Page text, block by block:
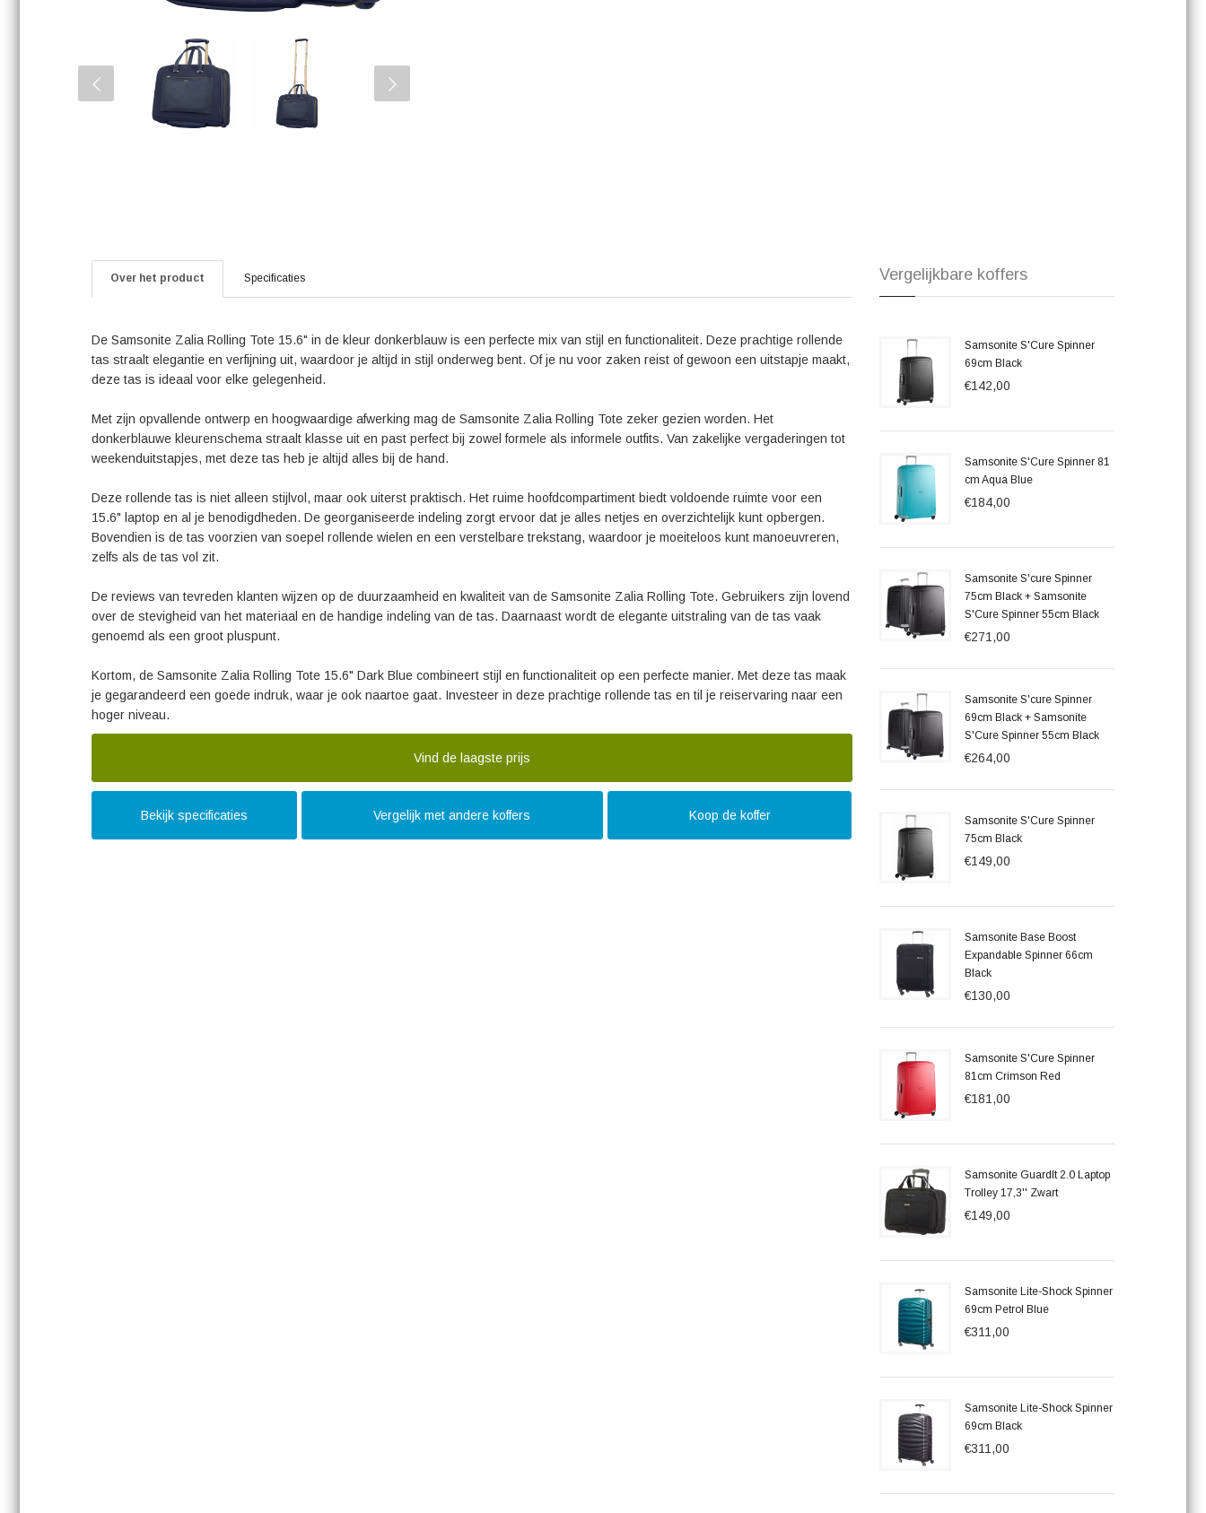
Over het product Specificaties
De Samsonite Zalia Rolling Tote 15.6" in de kleur donkerblauw is een perfecte mix van stijl en functionaliteit. Deze prachtige rollende
tas straalt elegantie en verfijning uit, waardoor je altijd in stijl onderweg bent. Of je nu voor zaken reist of gewoon een uitstapje maakt,
deze tas is ideaal voor elke gelegenheid.
Met zijn opvallende ontwerp en hoogwaardige afwerking mag de Samsonite Zalia Rolling Tote zeker gezien worden. Het
donkerblauwe kleurenschema straalt klasse uit en past perfect bij zowel formele als informele outfits. Van zakelijke vergaderingen tot
weekenduitstapjes, met deze tas heb je altijd alles bij de hand.
Deze rollende tas is niet alleen stijlvol, maar ook uiterst praktisch. Het ruime hoofdcompartiment biedt voldoende ruimte voor een
15.6" laptop en al je benodigdheden. De georganiseerde indeling zorgt ervoor dat je alles netjes en overzichtelijk kunt opbergen.
Bovendien is de tas voorzien van soepel rollende wielen en een verstelbare trekstang, waardoor je moeiteloos kunt manoeuvreren,
zelfs als de tas vol zit.
De reviews van tevreden klanten wijzen op de duurzaamheid en kwaliteit van de Samsonite Zalia Rolling Tote. Gebruikers zijn lovend
over de stevigheid van het materiaal en de handige indeling van de tas. Daarnaast wordt de elegante uitstraling van de tas vaak
genoemd als een groot pluspunt.
Kortom, de Samsonite Zalia Rolling Tote 15.6" Dark Blue combineert stijl en functionaliteit op een perfecte manier. Met deze tas maak
je gegarandeerd een goede indruk, waar je ook naartoe gaat. Investeer in deze prachtige rollende tas en til je reiservaring naar een
hoger niveau.
Vind de laagste prijs
Bekijk specificaties Vergelijk met andere koffers Koop de koffer
Vergelijkbare koffers
Samsonite S'Cure Spinner
69cm Black
€142,00
Samsonite S'Cure Spinner 81
cm Aqua Blue
€184,00
Samsonite S'cure Spinner
75cm Black + Samsonite
S'Cure Spinner 55cm Black
€271,00
Samsonite S'cure Spinner
69cm Black + Samsonite
S'Cure Spinner 55cm Black
€264,00
Samsonite S'Cure Spinner
75cm Black
€149,00
Samsonite Base Boost
Expandable Spinner 66cm
Black
€130,00
Samsonite S'Cure Spinner
81cm Crimson Red
€181,00
Samsonite GuardIt 2.0 Laptop
Trolley 17,3'' Zwart
€149,00
Samsonite Lite-Shock Spinner
69cm Petrol Blue
€311,00
Samsonite Lite-Shock Spinner
69cm Black
€311,00